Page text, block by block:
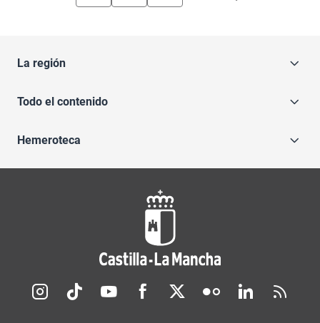
La región
Todo el contenido
Hemeroteca
Redes sociales JCCM